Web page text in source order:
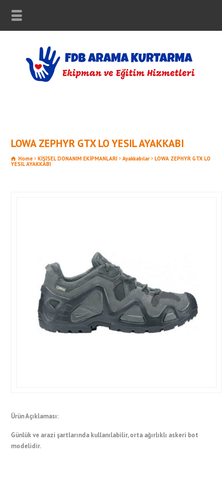
LOWA ZEPHYR GTX LO YESIL AYAKKABI
Home KİŞİSEL DONANIM EKİPMANLARI Ayakkabılar LOWA ZEPHYR GTX LO
YESIL AYAKKABI
Ürün Açıklaması:
Günlük ve arazi şartlarında kullanılabilir, orta ağırlıklı askeri bot
modelidir.